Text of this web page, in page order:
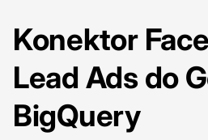
Konektor
Lead Ads do
BigQuery